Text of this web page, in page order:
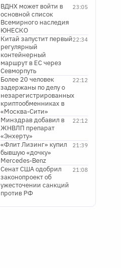
23:05
ВДНХ может войти в
основной список
Всемирного наследия
ЮНЕСКО
22:34
Китай запустит первый
регулярный
контейнерный
маршрут в ЕС через
Севморпуть
22:12
Более 20 человек
задержаны по делу о
незарегистрированных
криптообменниках в
«Москва-Сити»
22:12
Минздрав добавил в
ЖНВЛП препарат
«Энхерту»
21:39
«Флит Лизинг» купил
бывшую «дочку»
Mercedes-Benz
21:08
Сенат США одобрил
законопроект об
ужесточении санкций
против РФ